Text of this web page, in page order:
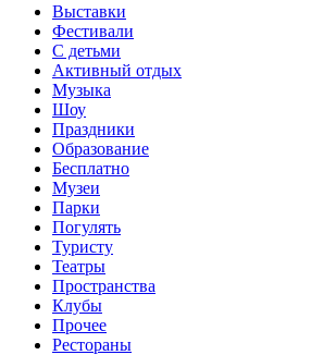
Выставки
Фестивали
С детьми
Активный отдых
Музыка
Шоу
Праздники
Образование
Бесплатно
Музеи
Парки
Погулять
Туристу
Театры
Пространства
Клубы
Прочее
Рестораны